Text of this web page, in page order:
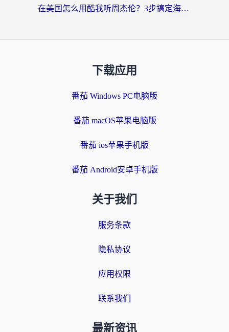
在美国怎么用酷我听周杰伦？3步搞定海外听歌难题
下载应用
番茄 Windows PC电脑版
番茄 macOS苹果电脑版
番茄 ios苹果手机版
番茄 Android安卓手机版
关于我们
服务条款
隐私协议
应用权限
联系我们
最新资讯